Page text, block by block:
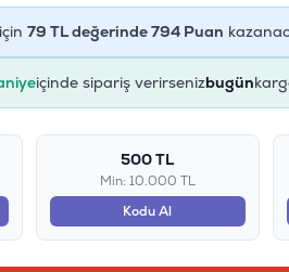
79 TL değerinde794Puan
içinde sipariş verirsenizbugün
500 TL
Min: 10.000 TL
Kodu Al